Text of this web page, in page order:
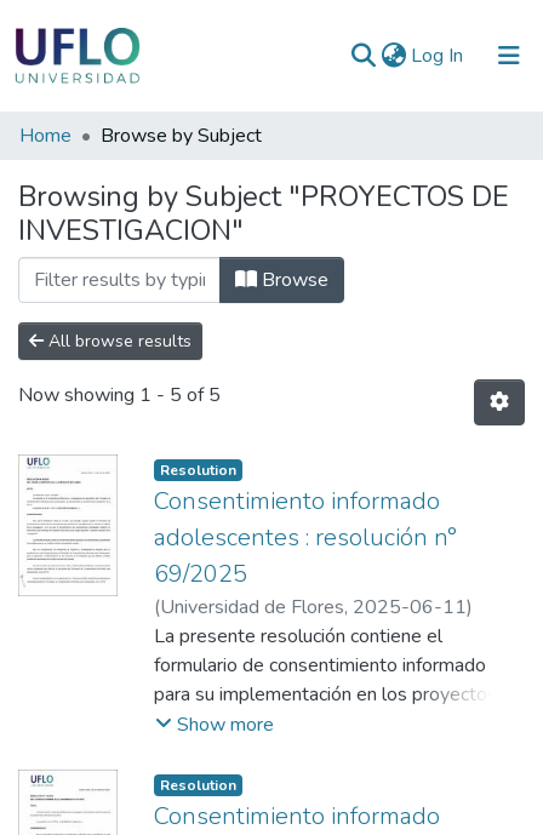
Log In (current)
Communities
Collections
All of RIUFLO
Home Browse by Subject
Browsing by Subject "PROYECTOS DE
INVESTIGACION"
Browse
All browse results
Now showing 1 - 5 of 5
Resolution
Consentimiento informado
adolescentes : resolución n°
69/2025
(Universidad de Flores, 2025-06-11)
Universidad de Flores. Consejo Superior
La presente resolución contiene el
formulario de consentimiento informado
para su implementación en los proyectos de
investigación que las distintas unidades
esta Universidad.
Show more
Resolution
Consentimiento informado